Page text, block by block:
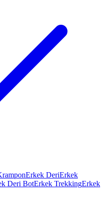
Erkek DeriErkek
Deri BotErkek TrekkingErkek